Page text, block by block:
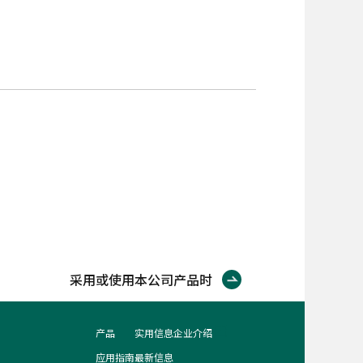
采用或使用本公司产品时
产品
应用指南
实用信息
最新信息
企业介绍